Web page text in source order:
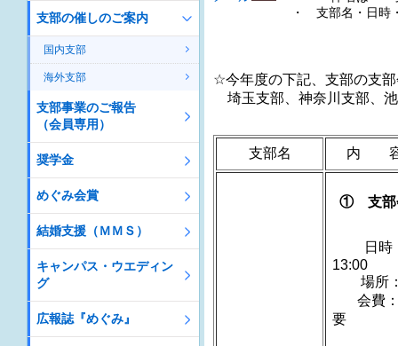
・ 支部名・日時・郵便番
☆今年度の下記、支部の支
埼玉支部、神奈川支部、
支部名 内
① 支部
日時
場所：
会費
支部の催しのご案内
国内支部
海外支部
支部事業のご報告
（会員専用）
奨学金
めぐみ会賞
結婚支援（ＭＭＳ）
キャンパス・ウエディン
グ
広報誌『めぐみ』